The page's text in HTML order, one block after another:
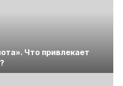
Что привлекает